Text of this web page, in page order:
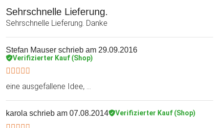
Sehrschnelle Lieferung.
Sehrschnelle Lieferung. Danke
Stefan Mauser schrieb am 29.09.2016
Verifizierter Kauf (Shop)
eine ausgefallene Idee, ...
karola schrieb am 07.08.2014 Verifizierter Kauf (Shop)